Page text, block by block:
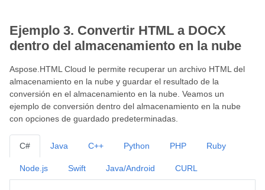
Ejemplo 3. Convertir HTML a DOCX
dentro del almacenamiento en la nube
Aspose.HTML Cloud le permite recuperar un archivo HTML del
almacenamiento en la nube y guardar el resultado de la
conversión en el almacenamiento en la nube. Veamos un
ejemplo de conversión dentro del almacenamiento en la nube
con opciones de guardado predeterminadas.
C# Java C++ Python PHP Ruby
Node.js Swift Java/Android CURL